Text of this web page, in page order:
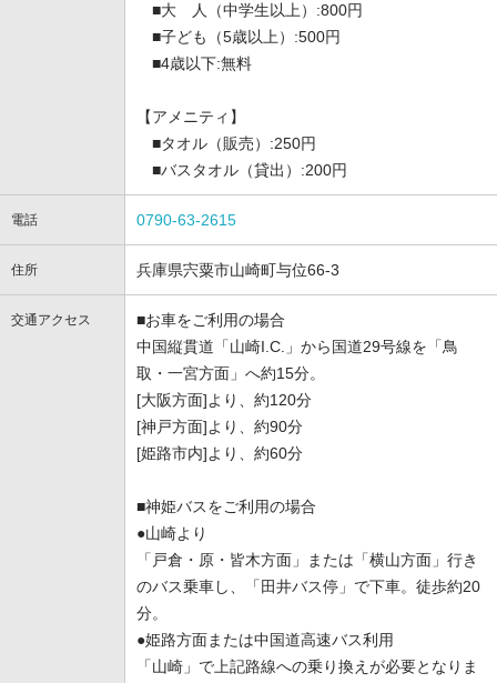
■大 人（中学生以上）:800円
■子ども（5歳以上）:500円
■4歳以下:無料
【アメニティ】
■タオル（販売）:250円
■バスタオル（貸出）:200円
電話 0790-63-2615
住所 兵庫県宍粟市山崎町与位66-3
交通アクセス
■お車をご利用の場合
中国縦貫道「山崎I.C.」から国道29号線を「鳥
取・一宮方面」へ約15分。
[大阪方面]より、約120分
[神戸方面]より、約90分
[姫路市内]より、約60分
■神姫バスをご利用の場合
●山崎より
「戸倉・原・皆木方面」または「横山方面」行き
のバス乗車し、「田井バス停」で下車。徒歩約20
分。
●姫路方面または中国道高速バス利用
「山崎」で上記路線への乗り換えが必要となりま